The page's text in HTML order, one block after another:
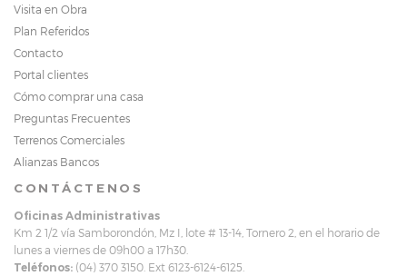
Visita en Obra
Plan Referidos
Contacto
Portal clientes
Cómo comprar una casa
Preguntas Frecuentes
Terrenos Comerciales
Alianzas Bancos
CONTÁCTENOS
Oficinas Administrativas
Km 2 1/2 vía Samborondón, Mz I, lote # 13-14, Tornero 2, en el horario de
lunes a viernes de 09h00 a 17h30.
Teléfonos: (04) 370 3150. Ext 6123-6124-6125.